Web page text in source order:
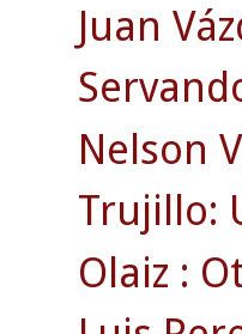
Juan
Nelson
Trujillo:
Olaiz :